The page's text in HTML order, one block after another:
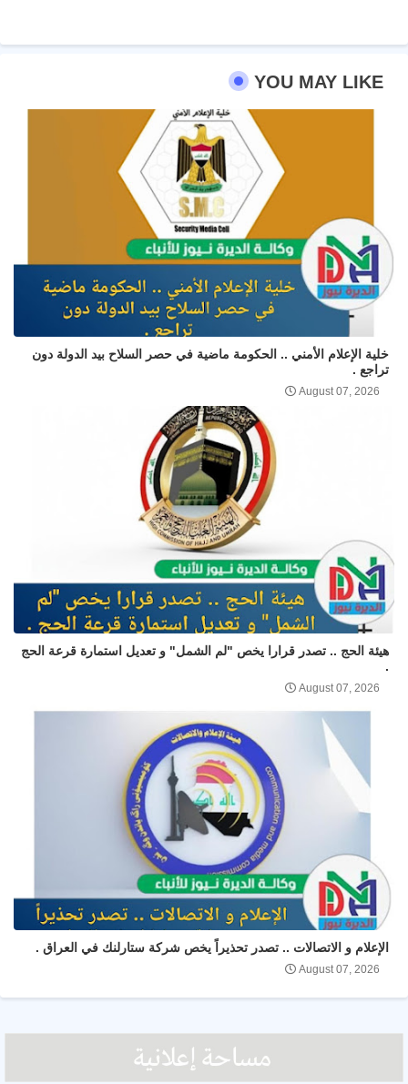
YOU MAY LIKE
خلية الإعلام الأمني .. الحكومة ماضية في حصر السلاح بيد الدولة دون
تراجع .
August 07, 2026
هيئة الحج .. تصدر قرارا يخص "لم الشمل" و تعديل استمارة قرعة الحج
.
August 07, 2026
الإعلام و الاتصالات .. تصدر تحذيراً يخص شركة ستارلنك في العراق .
August 07, 2026